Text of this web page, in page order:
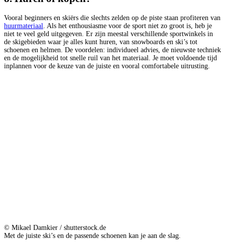
Vooral beginners en skiërs die slechts zelden op de piste staan profiteren van
huurmateriaal . Als het enthousiasme voor de sport niet zo groot is, heb je
niet te veel geld uitgegeven. Er zijn meestal verschillende sportwinkels in
de skigebieden waar je alles kunt huren, van snowboards en ski’s tot
schoenen en helmen. De voordelen: individueel advies, de nieuwste techniek
en de mogelijkheid tot snelle ruil van het materiaal. Je moet voldoende tijd
inplannen voor de keuze van de juiste en vooral comfortabele uitrusting.
© Mikael Damkier / shutterstock.de
Met de juiste ski’s en de passende schoenen kan je aan de slag.